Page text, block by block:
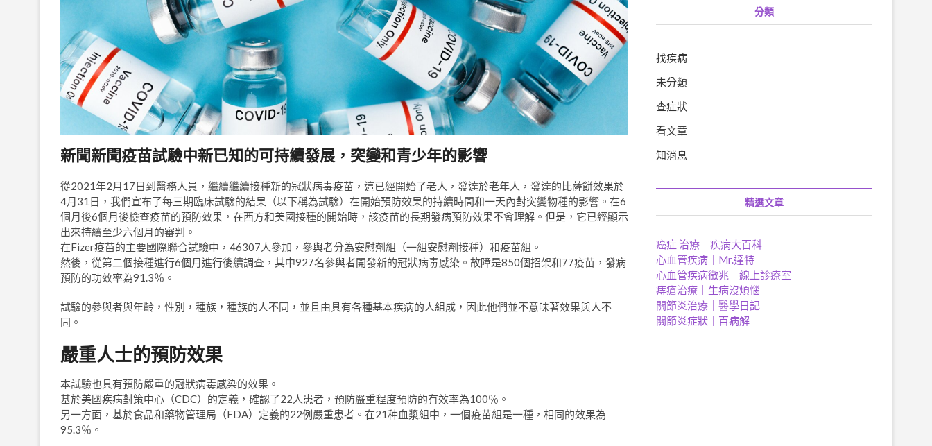
新聞新聞疫苗試驗中新已知的可持續發展，突變和青少年的影響
從2021年2月17日到醫務人員，繼續繼續接種新的冠狀病毒疫苗，這已經開始了老人，發達於老年人，發達的比薩餅效果於
4月31日，我們宣布了每三期臨床試驗的結果（以下稱為試驗）在開始預防效果的持續時間和一天內對突變物種的影響。在6
個月後6個月後檢查疫苗的預防效果，在西方和美國接種的開始時，該疫苗的長期發病預防效果不會理解。但是，它已經顯示
出來持續至少六個月的審判。
在Fizer疫苗的主要國際聯合試驗中，46307人參加，參與者分為安慰劑組（一組安慰劑接種）和疫苗組。
然後，從第二個接種進行6個月進行後續調查，其中927名參與者開發新的冠狀病毒感染。故障是850個招架和77疫苗，發病
預防的功效率為91.3％。
試驗的參與者與年齡，性別，種族，種族的人不同，並且由具有各種基本疾病的人組成，因此他們並不意味著效果與人不
同。
嚴重人士的預防效果
本試驗也具有預防嚴重的冠狀病毒感染的效果。
基於美國疾病對策中心（CDC）的定義，確認了22人患者，預防嚴重程度預防的有效率為100％。
另一方面，基於食品和藥物管理局（FDA）定義的22例嚴重患者。在21种血漿組中，一個疫苗組是一種，相同的效果為
95.3％。
分類
找疾病
未分類
查症狀
看文章
知消息
精選文章
癌症 治療｜疾病大百科
心血管疾病｜Mr.達特
心血管疾病徵兆｜ 線上診療室
痔瘡治療｜生病沒煩惱
關節炎治療｜醫學日記
關節炎症狀｜百病解